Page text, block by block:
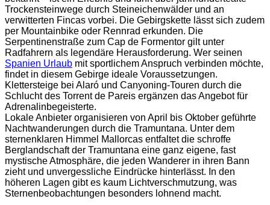
Trockensteinwege durch Steineichenwälder und an
verwitterten Fincas vorbei. Die Gebirgskette lässt sich zudem
per Mountainbike oder Rennrad erkunden. Die
Serpentinenstraße zum Cap de Formentor gilt unter
Radfahrern als legendäre Herausforderung. Wer seinen
Spanien Urlaub mit sportlichem Anspruch verbinden möchte,
findet in diesem Gebirge ideale Voraussetzungen.
Klettersteige bei Alaró und Canyoning-Touren durch die
Schlucht des Torrent de Pareis ergänzen das Angebot für
Adrenalinbegeisterte.
Lokale Anbieter organisieren von April bis Oktober geführte
Nachtwanderungen durch die Tramuntana. Unter dem
sternenklaren Himmel Mallorcas entfaltet die schroffe
Berglandschaft der Tramuntana eine ganz eigene, fast
mystische Atmosphäre, die jeden Wanderer in ihren Bann
zieht und unvergessliche Eindrücke hinterlässt. In den
höheren Lagen gibt es kaum Lichtverschmutzung, was
Sternenbeobachtungen besonders lohnend macht.